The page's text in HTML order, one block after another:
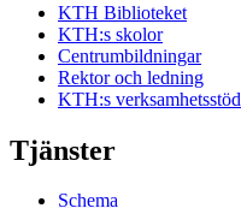
KTH Biblioteket
KTH:s skolor
Centrumbildningar
Rektor och ledning
KTH:s verksamhetsstöd
Tjänster
Schema